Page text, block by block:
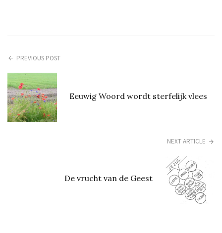
PREVIOUS POST
Eeuwig Woord wordt sterfelijk vlees
NEXT ARTICLE
De vrucht van de Geest